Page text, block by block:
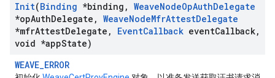
Init(Binding *binding , WeaveNodeOpAuthDelegate
*opAuthDelegate , WeaveNodeMfrAttestDelegate
*mfrAttestDelegate , EventCallback eventCallback,
void *appState)
WEAVE_ERROR